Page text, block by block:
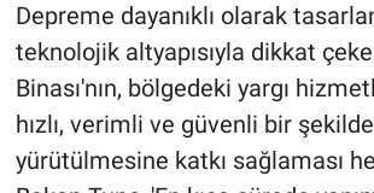
Depreme dayanıklı olarak
teknolojik altyapısıyla dikkat
Binası'nın, bölgedeki yargı
hızlı, verimli ve güvenli bir şekilde
yürütülmesine katkı sağlaması